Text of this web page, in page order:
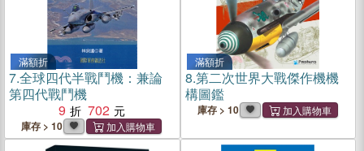
滿額折
7.全球四代半戰鬥機：兼論
第四代戰鬥機
9
702
庫存 > 10
滿額折
8.第二次世界大戰傑作機機
構圖鑑
庫存 > 10